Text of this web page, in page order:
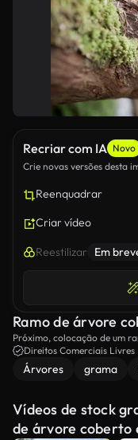
Recriar com IA Novo
Crie novas versões desta
Reenquadrar
Criar vídeo
Reestilizar Em
Ramo de árvore
Próximo, colocação de um
Direitos Comerciais Livres
Árvores grama
Vídeos de stock
de árvore coberto